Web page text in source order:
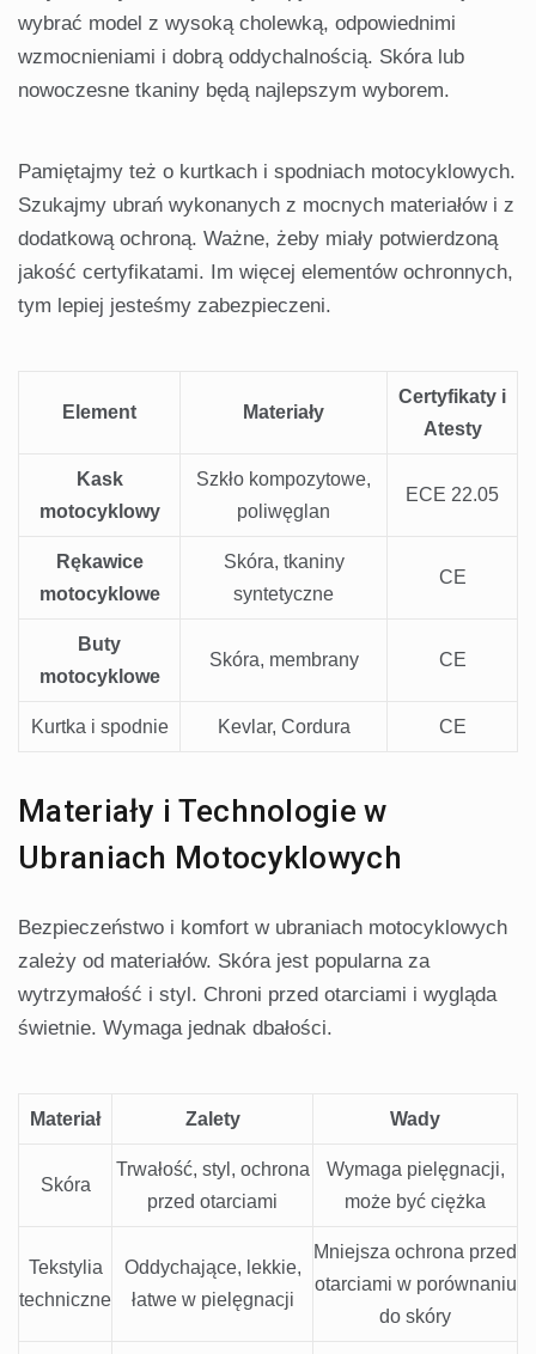
wybrać model z wysoką cholewką, odpowiednimi
wzmocnieniami i dobrą oddychalnością. Skóra lub
nowoczesne tkaniny będą najlepszym wyborem.
Pamiętajmy też o kurtkach i spodniach motocyklowych.
Szukajmy ubrań wykonanych z mocnych materiałów i z
dodatkową ochroną. Ważne, żeby miały potwierdzoną
jakość certyfikatami. Im więcej elementów ochronnych,
tym lepiej jesteśmy zabezpieczeni.
Element Materiały
Certyfikaty i
Atesty
Kask
motocyklowy
Szkło kompozytowe,
poliwęglan
ECE 22.05
Rękawice
motocyklowe
Skóra, tkaniny
syntetyczne
CE
Buty
motocyklowe
Skóra, membrany CE
Kurtka i spodnie Kevlar, Cordura CE
Materiały i Technologie w
Ubraniach Motocyklowych
Bezpieczeństwo i komfort w ubraniach motocyklowych
zależy od materiałów. Skóra jest popularna za
wytrzymałość i styl. Chroni przed otarciami i wygląda
świetnie. Wymaga jednak dbałości.
Materiał Zalety Wady
Skóra
Trwałość, styl, ochrona
przed otarciami
Wymaga pielęgnacji,
może być ciężka
Tekstylia
techniczne
Oddychające, lekkie,
łatwe w pielęgnacji
Mniejsza ochrona przed
otarciami w porównaniu
do skóry